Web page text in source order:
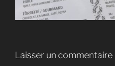
Laisser un commentaire